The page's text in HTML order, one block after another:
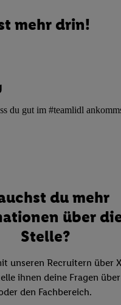
mehr drin!
du gut im #teamlidl
du mehr
über
Stelle?
unseren Recruitern über
ihnen deine Fragen
den Fachbereich.